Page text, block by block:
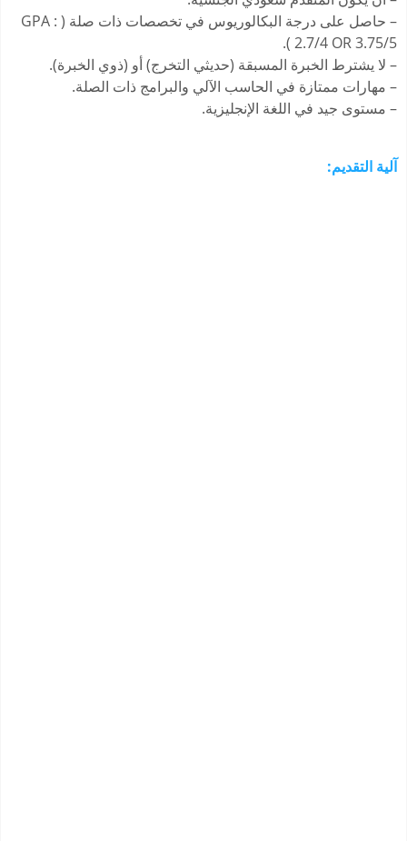
– حاصل على درجة البكالوريوس في تخصصات ذات صلة ( GPA :
2.7/4 OR 3.75/5 ).
– لا يشترط الخبرة المسبقة (حديثي التخرج) أو (ذوي الخبرة).
– مهارات ممتازة في الحاسب الآلي والبرامج ذات الصلة.
– مستوى جيد في اللغة الإنجليزية.
آلية التقديم: